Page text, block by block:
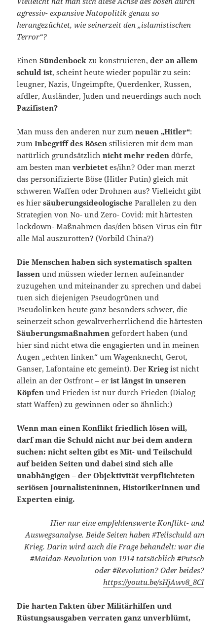
agressiv- expansive Natopolitik genau so
herangezüchtet, wie seinerzeit den „islamistischen
Terror“?
EinenSündenbock zu konstruieren,der an allem
schuld ist, scheint heute wieder populär zu sein:
leugner, Nazis, Ungeimpfte, Querdenker, Russen,
afdler, Ausländer, Juden und neuerdings auch noch
Pazifisten?
Man muss den anderen nur zumneuen „Hitler“:
zumInbegriff des Bösenstilisieren mit dem man
natürlich grundsätzlichnicht mehr reden dürfe,
am besten manverbietet es/ihn? Oder man merzt
das personifizierte Böse (Hitler Putin) gleich mit
schweren Waffen oder Drohnen aus? Vielleicht gibt
es hiersäuberungsideologische Parallelen zu den
Strategien von No- und Zero- Covid: mit härtesten
lockdown- Maßnahmen das/den bösen Virus ein für
alle Mal auszurotten? (Vorbild China?)
Die Menschen haben sich systematisch spalten
lassen und müssen wieder lernen aufeinander
zuzugehen und miteinander zu sprechen und dabei
tuen sich diejenigen Pseudogrünen und
Pseudolinken heute ganz besonders schwer, die
seinerzeit schon gewaltverherrlichend die härtesten
Säuberungsmaßnahmen gefordert haben (und
hier sind nicht etwa die engagierten und in meinen
Augen „echten linken“ um Wagenknecht, Gerot,
Ganser, Lafontaine etc gemeint). DerKriegist nicht
allein an der Ostfront – erist längst in unseren
Köpfen und Frieden ist nur durch Frieden (Dialog
statt Waffen) zu gewinnen oder so ähnlich:)
Wenn man einen Konflikt friedlich lösen will,
darf man die Schuld nicht nur bei dem andern
suchen: nicht selten gibt es Mit- und Teilschuld
auf beiden Seiten und dabei sind sich alle
unabhängigen – der Objektivität verpflichteten
seriösen Journalisteninnen, HistorikerInnen und
Experten einig.
Hier nur eine empfehlenswerte Konflikt- und
Auswegsanalyse. Beide Seiten haben #Teilschuld am
Krieg. Darin wird auch die Frage behandelt: war die
#Maidan-Revolution von 1914 tatsächlich #Putsch
oder #Revolution? Oder beides?
https://youtu.be/sHjAwv8_8CI
Die harten Fakten über Militärhilfen und
Rüstungsausgaben verraten ganz unverblümt,